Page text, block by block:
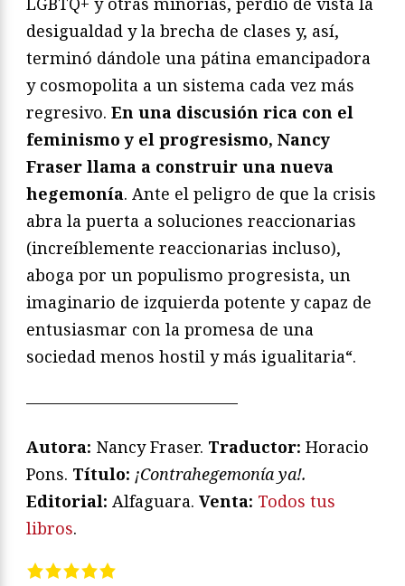
desigualdad y la brecha de clases y, así,
terminó dándole una pátina emancipadora
y cosmopolita a un sistema cada vez más
regresivo. En una discusión rica con el
feminismo y el progresismo, Nancy
Fraser llama a construir una nueva
hegemonía. Ante el peligro de que la crisis
abra la puerta a soluciones reaccionarias
(increíblemente reaccionarias incluso),
aboga por un populismo progresista, un
imaginario de izquierda potente y capaz de
entusiasmar con la promesa de una
sociedad menos hostil y más igualitaria“.
—————————————
Autora: Nancy Fraser. Traductor: Horacio
Pons. Título: ¡Contrahegemonía ya!.
Editorial: Alfaguara. Venta: Todos tus
libros.